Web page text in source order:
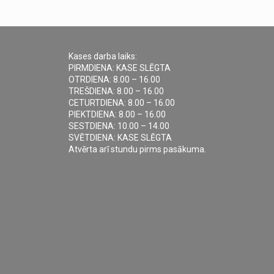
Kases darba laiks:
PIRMDIENA: KASE SLĒGTA
OTRDIENA: 8.00 – 16.00
TREŠDIENA: 8.00 – 16.00
CETURTDIENA: 8.00 – 16.00
PIEKTDIENA: 8.00 – 16.00
SESTDIENA: 10.00 – 14.00
SVĒTDIENA: KASE SLĒGTA
Atvērta arī stundu pirms pasākuma.